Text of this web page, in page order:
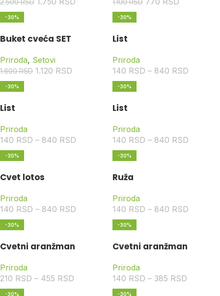
2.500RSD 1.100RSD
-30%
Buket cveća SET
Priroda, Setovi
1.600RSD 1.120 RSD
-30%
List
Priroda
140 RSD – 840 RSD
-30%
List
Priroda
140 RSD – 840 RSD
-30%
List
Priroda
140 RSD – 840 RSD
-30%
Cvet lotos
Priroda
140 RSD – 840 RSD
-30%
Ruža
Priroda
140 RSD – 840 RSD
-30%
Cvetni aranžman
Priroda
210 RSD – 455 RSD
-30%
Cvetni aranžman
Priroda
140 RSD – 385 RSD
-30% -30%